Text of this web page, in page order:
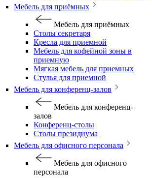
Мебель для приёмных
Мебель для приёмных
Столы секретаря
Кресла для приемной
Мебель для кофейной зоны в
приемную
Мягкая мебель для приемных
Стулья для приемной
Мебель для конференц-залов
Мебель для конференц-
залов
Конференц-столы
Столы президиума
Мебель для офисного персонала
Мебель для офисного
персонала